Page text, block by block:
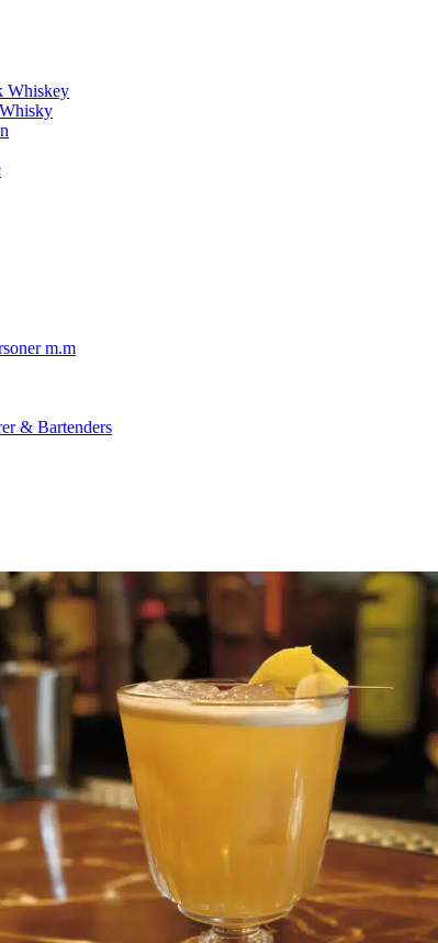
Whiskey
m.m
& Bartenders